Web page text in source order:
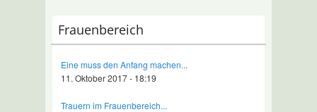
Frauenbereich
Eine muss den Anfang machen...
11. Oktober 2017 - 18:19
Trauern im Frauenbereich...